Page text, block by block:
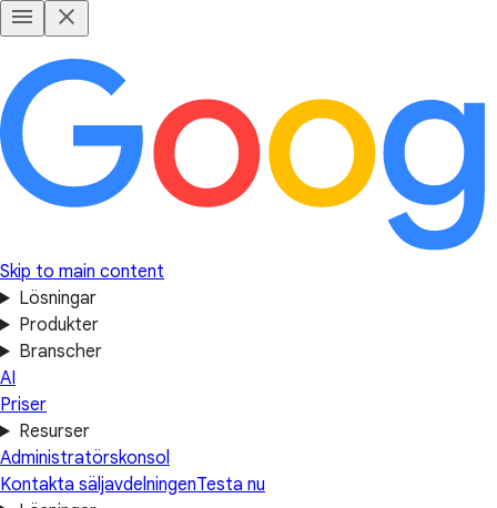
Skip to main content
Lösningar
Produkter
Branscher
AI
Priser
Resurser
Administratörskonsol
Kontakta säljavdelningenTesta nu